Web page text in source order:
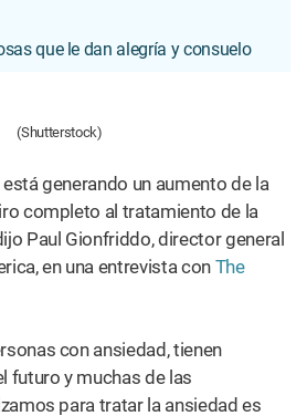
que le dan alegría y consuelo
(Shutterstock)
generando un aumento de la
completo al tratamiento de la
Paul Gionfriddo, director general
en una entrevista con The
con ansiedad, tienen
futuro y muchas de las
para tratar la ansiedad es